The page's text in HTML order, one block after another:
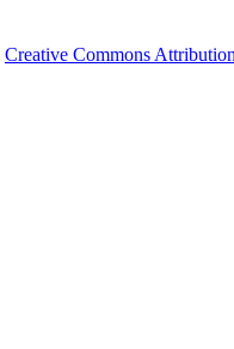
Creative Commons